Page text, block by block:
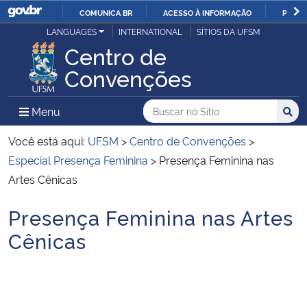
IR
PARA
O
CONTEÚDO
COMUNICA BR ACESSO À INFORMAÇÃO
Ministério da Justiça e Segurança Pública
Ministério da Defesa
Ministério das Relações Exteriores
Ministério da Economia
Ministério da Infraestrutura
Ministério da Agricultura, Pecuária e Abastecimento
LANGUAGES INTERNATIONAL SÍTIOS DA UFSM
Centro de
Convenções
Menu Menu Principal do Sítio
Busca
Buscar no no Sítio
Busca:
Você está aqui: UFSM >Centro de Convenções >
Especial Presença Feminina > Presença Feminina nas
Artes Cênicas
Início do conteúdo
Presença Feminina nas Artes
Cênicas